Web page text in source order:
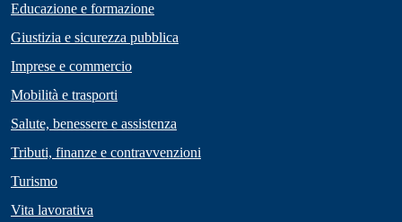
Educazione e formazione
Giustizia e sicurezza pubblica
Imprese e commercio
Mobilità e trasporti
Salute, benessere e assistenza
Tributi, finanze e contravvenzioni
Turismo
Vita lavorativa